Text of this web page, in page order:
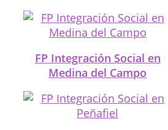
FP Integración Social en
Medina del Campo